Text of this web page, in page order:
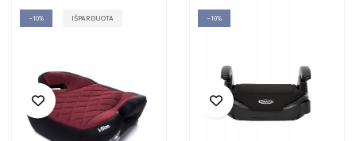
−10% IŠPARDUOTA −10%